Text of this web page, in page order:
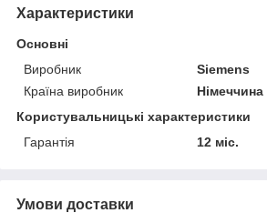
Характеристики
Основні
Виробник
Siemens
Країна виробник
Німеччина
Користувальницькі характеристики
Гарантія
12 міс.
Умови доставки